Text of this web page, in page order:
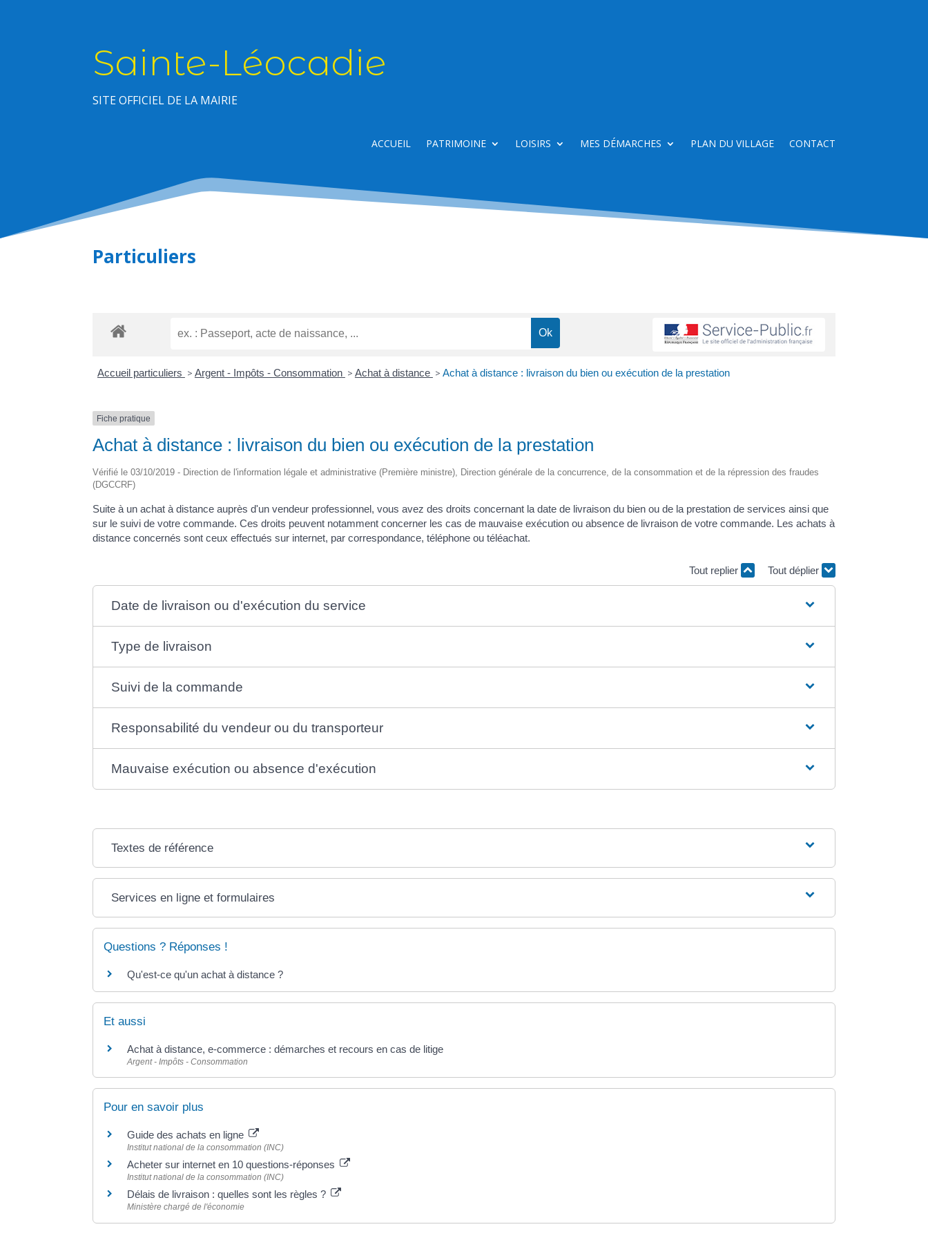
Sainte-Léocadie
SITE OFFICIEL DE LA MAIRIE
ACCUEIL PATRIMOINE LOISIRS MES DÉMARCHES PLAN DU VILLAGE CONTACT
Particuliers
Accueil particuliers > Argent - Impôts - Consommation > Achat à distance > Achat à distance : livraison du bien ou exécution de la prestation
Fiche pratique
Achat à distance : livraison du bien ou exécution de la prestation
Vérifié le 03/10/2019 - Direction de l'information légale et administrative (Première ministre), Direction générale de la concurrence, de la consommation et de la répression des fraudes
(DGCCRF)
Suite à un achat à distance auprès d'un vendeur professionnel, vous avez des droits concernant la date de livraison du bien ou de la prestation de services ainsi que
sur le suivi de votre commande. Ces droits peuvent notamment concerner les cas de mauvaise exécution ou absence de livraison de votre commande. Les achats à
distance concernés sont ceux effectués sur internet, par correspondance, téléphone ou téléachat.
Tout replier Tout déplier
Date de livraison ou d'exécution du service
Type de livraison
Suivi de la commande
Responsabilité du vendeur ou du transporteur
Mauvaise exécution ou absence d'exécution
Textes de référence
Services en ligne et formulaires
Questions ? Réponses !
Qu'est-ce qu'un achat à distance ?
Et aussi
Achat à distance, e-commerce : démarches et recours en cas de litige
Argent - Impôts - Consommation
Pour en savoir plus
Guide des achats en ligne
Institut national de la consommation (INC)
Acheter sur internet en 10 questions-réponses
Institut national de la consommation (INC)
Délais de livraison : quelles sont les règles ?
Ministère chargé de l'économie